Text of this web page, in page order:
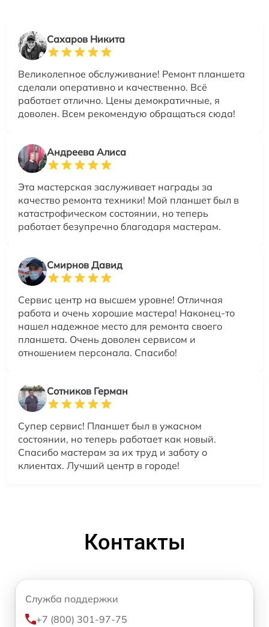
Сахаров Никита
Великолепное обслуживание! Ремонт планшета
сделали оперативно и качественно. Всё
работает отлично. Цены демократичные, я
доволен. Всем рекомендую обращаться сюда!
Андреева Алиса
Эта мастерская заслуживает награды за
качество ремонта техники! Мой планшет был в
катастрофическом состоянии, но теперь
работает безупречно благодаря мастерам.
Смирнов Давид
Сервис центр на высшем уровне! Отличная
работа и очень хорошие мастера! Наконец-то
нашел надежное место для ремонта своего
планшета. Очень доволен сервисом и
отношением персонала. Спасибо!
Сотников Герман
Супер сервис! Планшет был в ужасном
состоянии, но теперь работает как новый.
Спасибо мастерам за их труд и заботу о
клиентах. Лучший центр в городе!
Контакты
Служба поддержки
+7 (800) 301-97-75